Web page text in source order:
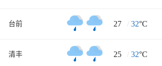
台前 27 / 32°C
清丰 25 / 32°C